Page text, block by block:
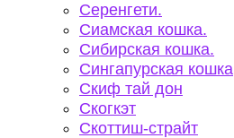
Серенгети.
Сиамская кошка.
Сибирская кошка.
Сингапурская кошка
Скиф тай дон
Скогкэт
Скоттиш-страйт